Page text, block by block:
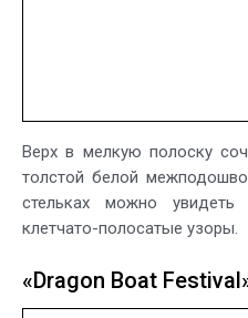
Верх в мелкую полоску
толстой белой
стельках можно
клетчато-полосатые узоры.
«Dragon Boat